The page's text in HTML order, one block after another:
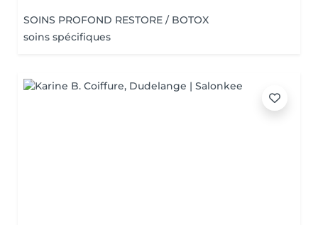
SOINS PROFOND RESTORE / BOTOX
soins spécifiques